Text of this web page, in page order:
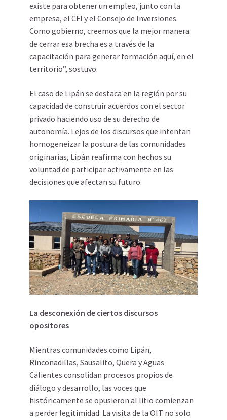
existe para obtener un empleo, junto con la
empresa, el CFI y el Consejo de Inversiones.
Como gobierno, creemos que la mejor manera
de cerrar esa brecha es a través de la
capacitación para generar formación aquí, en el
territorio”, sostuvo.
El caso de Lipán se destaca en la región por su
capacidad de construir acuerdos con el sector
privado haciendo uso de su derecho de
autonomía. Lejos de los discursos que intentan
homogeneizar la postura de las comunidades
originarias, Lipán reafirma con hechos su
voluntad de participar activamente en las
decisiones que afectan su futuro.
La desconexión de ciertos discursos
opositores
Mientras comunidades como Lipán,
Rinconadillas, Sausalito, Quera y Aguas
Calientes consolidan procesos propios de
diálogo y desarrollo, las voces que
históricamente se opusieron al litio comienzan
a perder legitimidad. La visita de la OIT no solo